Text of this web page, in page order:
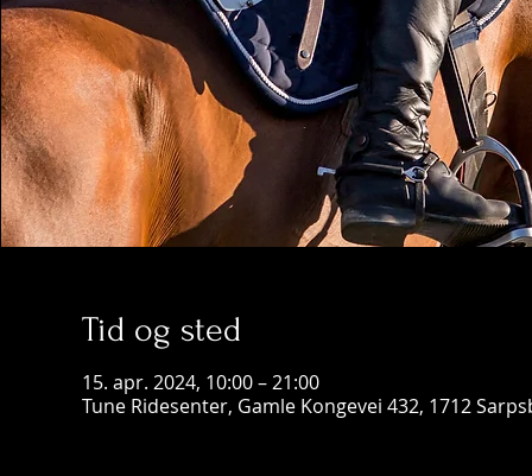
Tid og sted
15. apr. 2024, 10:00 – 21:00
Tune Ridesenter, Gamle Kongevei 432, 1712